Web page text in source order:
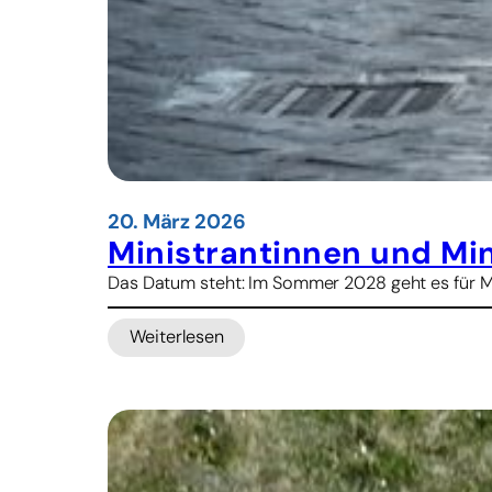
e
s
t
e
r
e
i
h
e
n
20. März 2026
Ministrantinnen und
Das Datum steht: Im Sommer 2028 geht es für
Weiterlesen
:
n
i
s